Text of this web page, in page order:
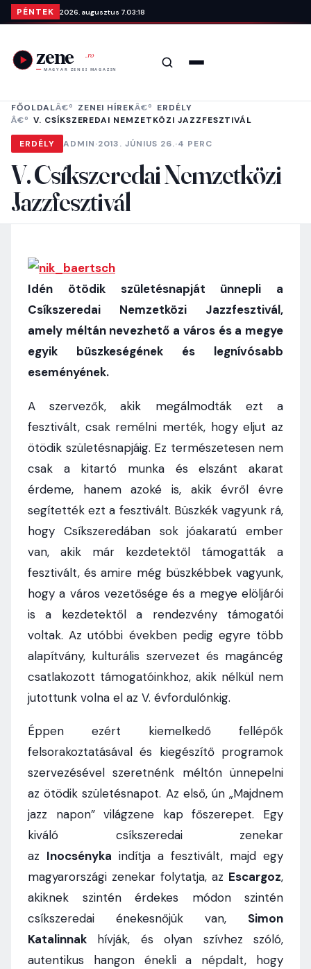
Ugrás a tartalomra
PÉNTEK 2026. augusztus 7.03:18
Keresés
FŐOLDAL ZENEI HÍREK
ERDÉLY
V. CSÍKSZEREDAI NEMZETKÖZI JAZZFESZTIVÁL
ERDÉLY ADMIN·2013. JÚNIUS 26.·4 PERC
V. Csíkszeredai Nemzetközi
Jazzfesztivál
Idén ötödik születésnapját ünnepli a
Csíkszeredai Nemzetközi Jazzfesztivál,
amely méltán nevezhető a város és a megye
egyik büszkeségének és legnívósabb
eseményének.
A szervezők, akik megálmodták ezt a
fesztivált, csak remélni merték, hogy eljut az
ötödik születésnapjáig. Ez természetesen nem
csak a kitartó munka és elszánt akarat
érdeme, hanem azoké is, akik évről évre
segítették ezt a fesztivált. Büszkék vagyunk rá,
hogy Csíkszeredában sok jóakaratú ember
van, akik már kezdetektől támogatták a
fesztivált, és amire még büszkébbek vagyunk,
hogy a város vezetősége és a megye elöljárói
is a kezdetektől a rendezvény támogatói
voltak. Az utóbbi években pedig egyre több
alapítvány, kulturális szervezet és magáncég
csatlakozott támogatóinkhoz, akik nélkül nem
jutottunk volna el az V. évfordulónkig.
Éppen ezért kiemelkedő fellépők
felsorakoztatásával és kiegészítő programok
szervezésével szeretnénk méltón ünnepelni
az ötödik születésnapot. Az első, ún „Majdnem
jazz napon” világzene kap főszerepet. Egy
kiváló csíkszeredai zenekar
az Inocsényka indítja a fesztivált, majd egy
magyarországi zenekar folytatja, az Escargoz,
akiknek szintén érdekes módon szintén
csíkszeredai énekesnőjük van, Simon
Katalinnak hívják, és olyan szívhez szóló,
autentikus hangon énekli a népdalt, hogy